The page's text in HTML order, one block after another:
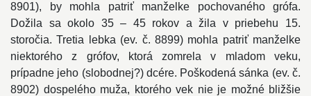
8901), by mohla patriť manželke pochovaného grófa.
Dožila sa okolo 35 – 45 rokov a žila v priebehu 15.
storočia. Tretia lebka (ev. č. 8899) mohla patriť manželke
niektorého z grófov, ktorá zomrela v mladom veku,
prípadne jeho (slobodnej?) dcére. Poškodená sánka (ev. č.
8902) dospelého muža, ktorého vek nie je možné bližšie